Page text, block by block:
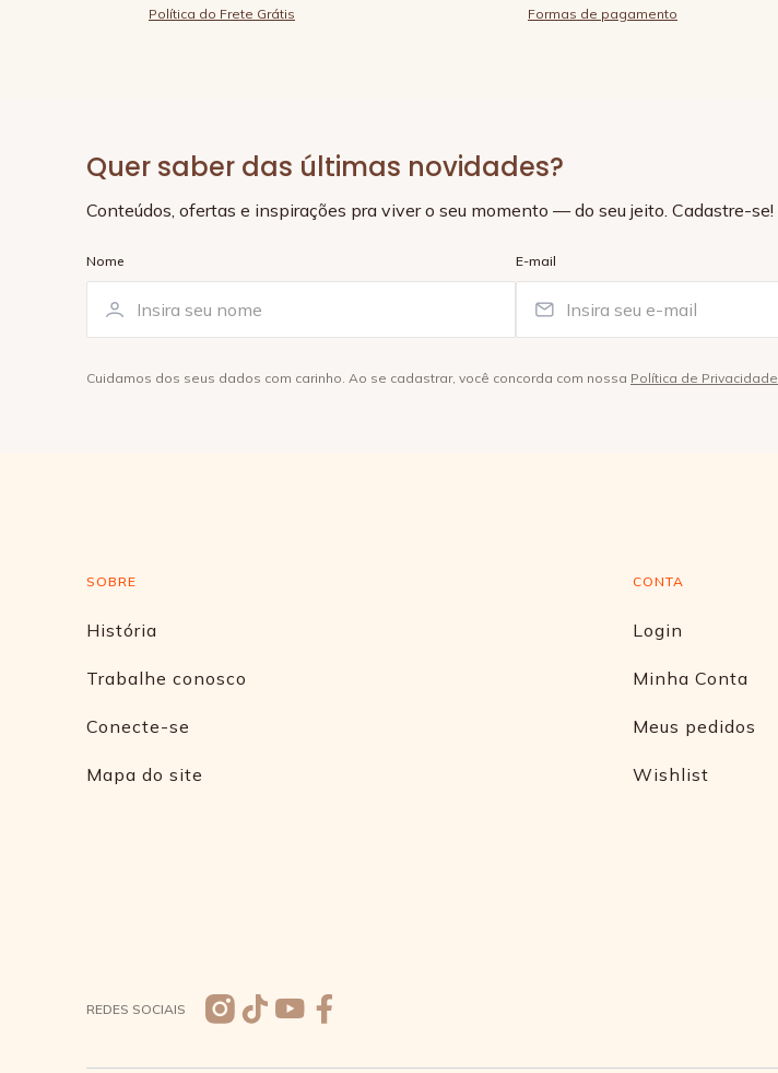
Política do Frete Grátis Formas de pagamento
Quer saber das últimas novidades?
Conteúdos, ofertas e inspirações pra viver o seu momento — do seu jeito. Cadastre-se!
Nome E-mail
Cuidamos dos seus dados com carinho. Ao se cadastrar, você concorda com nossa Política de Privacidade
SOBRE
História
Trabalhe conosco
Conecte-se
Mapa do site
CONTA
Login
Minha Conta
Meus pedidos
Wishlist
REDES SOCIAIS